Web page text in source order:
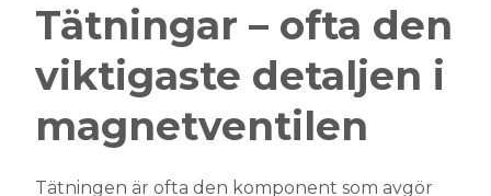
Tätningar – ofta den
viktigaste detaljen i
magnetventilen
Tätningen är ofta den komponent som avgör